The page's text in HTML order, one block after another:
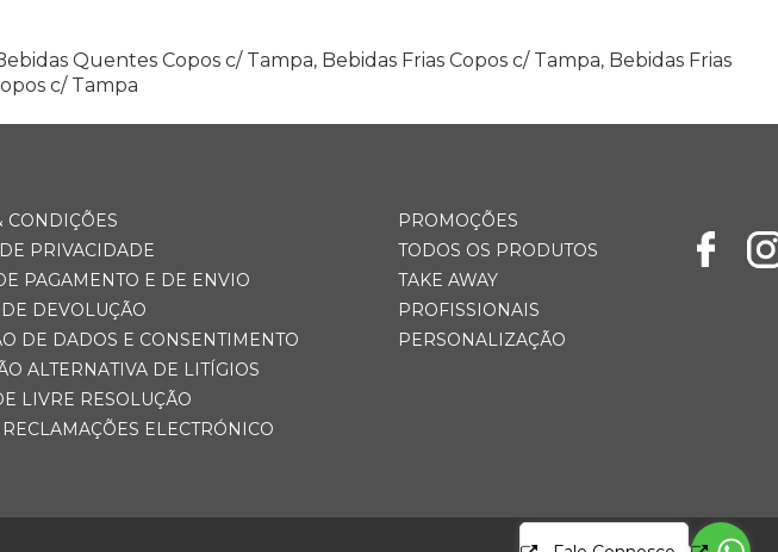
Quentes Copos c/ Tampa, Bebidas Frias Copos c/ Tampa, Bebidas Frias
c/ Tampa
CONDIÇÕES
PRIVACIDADE
PAGAMENTO E DE ENVIO
DEVOLUÇÃO
DE DADOS E CONSENTIMENTO
ALTERNATIVA DE LITÍGIOS
LIVRE RESOLUÇÃO
ELECTRÓNICO
PROMOÇÕES
TODOS OS PRODUTOS
TAKE AWAY
PROFISSIONAIS
PERSONALIZAÇÃO